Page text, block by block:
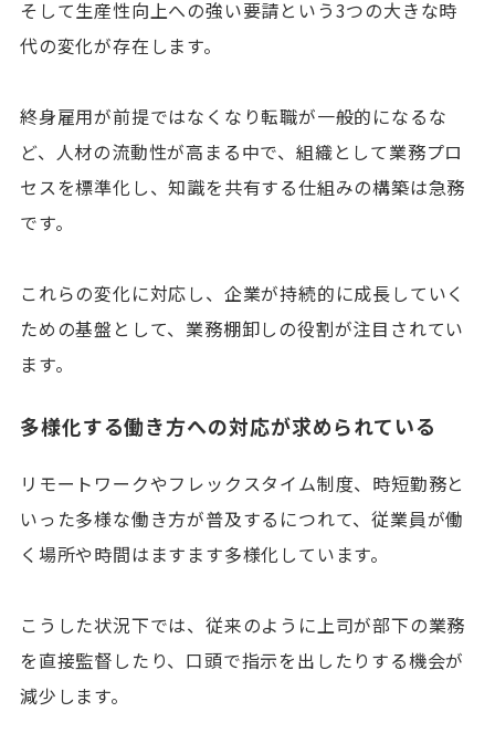
そして生産性向上への強い要請という3つの大きな時
代の変化が存在します。
終身雇用が前提ではなくなり転職が一般的になるな
ど、人材の流動性が高まる中で、組織として業務プロ
セスを標準化し、知識を共有する仕組みの構築は急務
です。
これらの変化に対応し、企業が持続的に成長していく
ための基盤として、業務棚卸しの役割が注目されてい
ます。
多様化する働き方への対応が求められている
リモートワークやフレックスタイム制度、時短勤務と
いった多様な働き方が普及するにつれて、従業員が働
く場所や時間はますます多様化しています。
こうした状況下では、従来のように上司が部下の業務
を直接監督したり、口頭で指示を出したりする機会が
減少します。